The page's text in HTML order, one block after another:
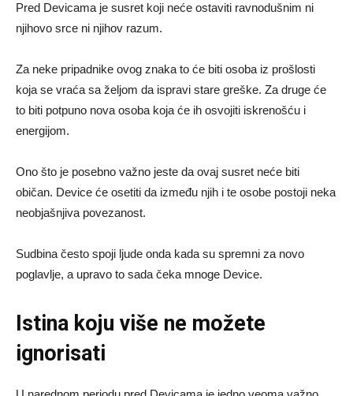
Pred Devicama je susret koji neće ostaviti ravnodušnim ni
njihovo srce ni njihov razum.
Za neke pripadnike ovog znaka to će biti osoba iz prošlosti
koja se vraća sa željom da ispravi stare greške. Za druge će
to biti potpuno nova osoba koja će ih osvojiti iskrenošću i
energijom.
Ono što je posebno važno jeste da ovaj susret neće biti
običan. Device će osetiti da između njih i te osobe postoji neka
neobjašnjiva povezanost.
Sudbina često spoji ljude onda kada su spremni za novo
poglavlje, a upravo to sada čeka mnoge Device.
Istina koju više ne možete
ignorisati